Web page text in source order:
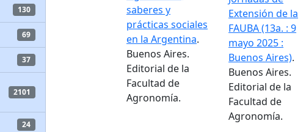
130
69
37
2101
24
saberes y
prácticas sociales
en la Argentina.
Buenos Aires.
Editorial de la
Facultad de
Agronomía.
Extensión de la
FAUBA (13a. : 9
mayo 2025 :
Buenos Aires).
Buenos Aires.
Editorial de la
Facultad de
Agronomía.